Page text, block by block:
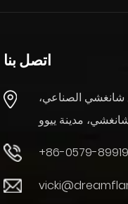
اتصل بنا
شانغشي الصناعي،
مدينة ييوو
+86-0579-